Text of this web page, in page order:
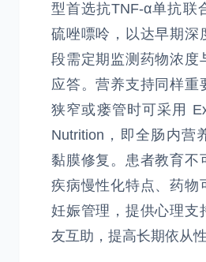
型首选抗TNF-α单抗联
硫唑嘌呤，以达早期深
段需定期监测药物浓度
应答。营养支持同样重
狭窄或瘘管时可采用
Nutrition，即全肠内营
黏膜修复。患者教育不
疾病慢性化特点、药物
妊娠管理，提供心理支
友互助，提高长期依从性